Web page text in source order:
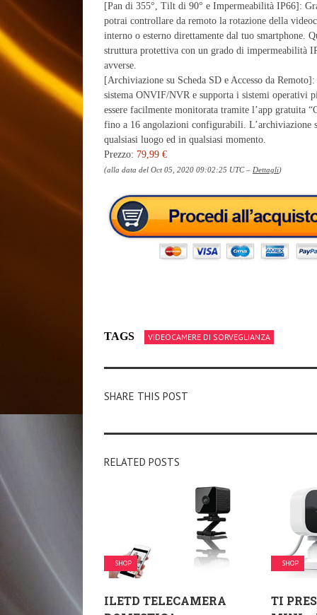
[Pan di 355°, Tilt di 90° e Impermeabilità IP66]:
potrai controllare da remoto la rotazione della
interno o esterno direttamente dal tuo smartphone.
struttura protettiva con un grado di impermeabilità
avverse.
[Archiviazione su Scheda SD e Accesso da
sistema ONVIF/NVR e supporta i sistemi operativi
essere facilmente monitorata tramite l’app gratuita
fino a 16 angolazioni configurabili. L’archiviazione
qualsiasi luogo ed in qualsiasi momento.
Prezzo: 79,99 €
(alla data del Oct 05, 2020 09:02:25 UTC – Dettagli)
TAGS VIDEOCAMERE DI SORVEGLIANZA
SHARE THIS POST
RELATED POSTS
SHOP
ILETD TELECAMERA
SHOP
TI